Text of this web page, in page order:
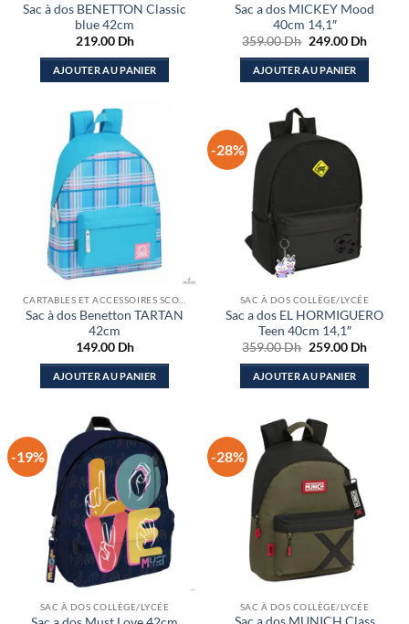
Sac à dos BENETTON Classic
blue 42cm
219.00 Dh
AJOUTER AU PANIER
Sac a dos MICKEY Mood
40cm 14,1″
359.00Dh Le
initial
était :
249.00 DhLe
actuel
AJOUTER AU PANIER
Sac à dos Benetton TARTAN
42cm
149.00 Dh
AJOUTER AU PANIER
-28%
SAC À DOS COLLÈGE/LYCÉE
Sac a dos EL HORMIGUERO
Teen 40cm 14,1″
359.00Dh Le
initial
était :
259.00 DhLe
actuel
AJOUTER AU PANIER
-19%
SAC À DOS COLLÈGE/LYCÉE
-28%
SAC À DOS COLLÈGE/LYCÉE